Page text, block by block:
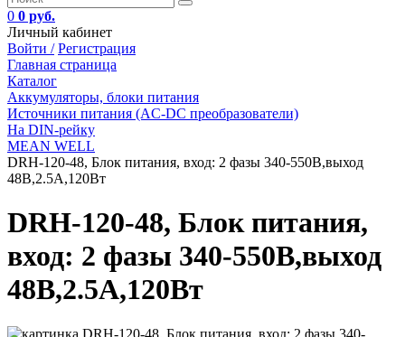
0 0 руб.
Личный кабинет
Войти / Регистрация
Главная страница
Каталог
Аккумуляторы, блоки питания
Источники питания (AC-DC преобразователи)
На DIN-рейку
MEAN WELL
DRH-120-48, Блок питания, вход: 2 фазы 340-550В,выход
48B,2.5A,120Вт
DRH-120-48, Блок питания,
вход: 2 фазы 340-550В,выход
48B,2.5A,120Вт